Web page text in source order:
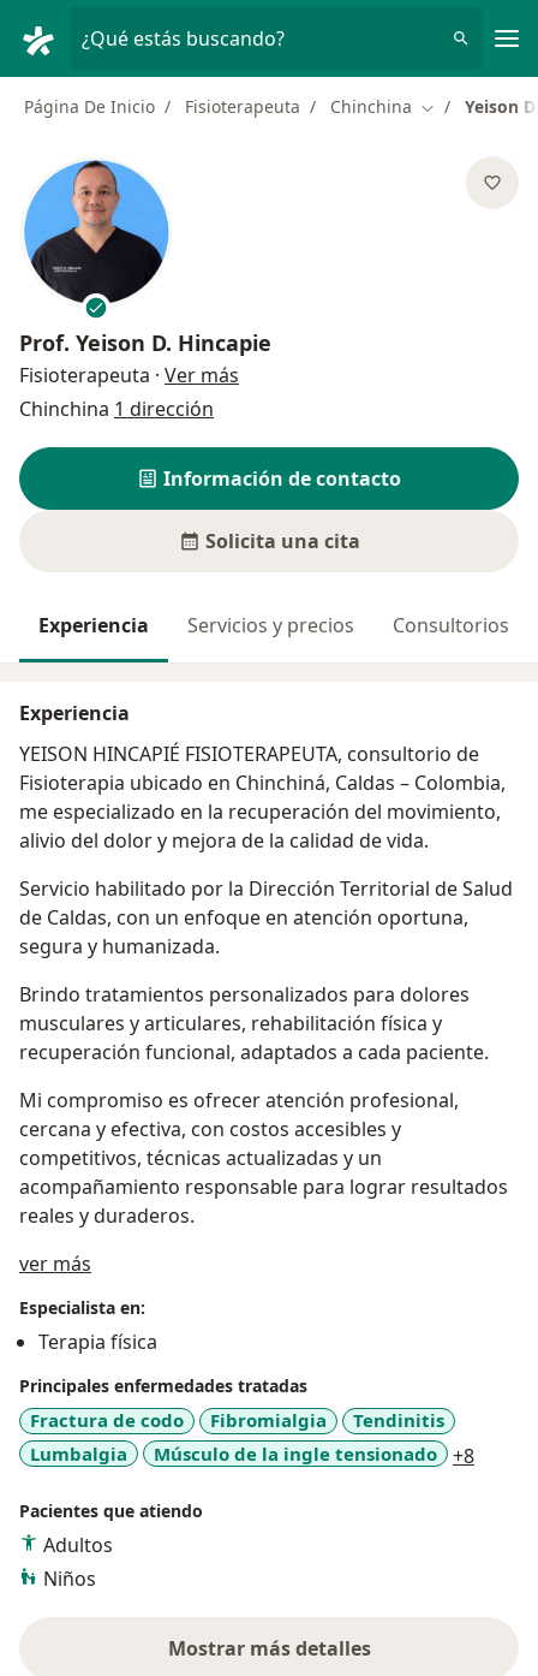
¿Qué estás buscando?
Página De Inicio Fisioterapeuta Chinchina Cambiar de
Yeison
Prof. Yeison D. Hincapie
Fisioterapeuta · Ver más
Chinchina 1 dirección
Información de contacto
Solicita una cita
Experiencia Servicios y precios Consultorios
Experiencia
YEISON HINCAPIÉ FISIOTERAPEUTA, consultorio de
Fisioterapia ubicado en Chinchiná, Caldas – Colombia,
me especializado en la recuperación del movimiento,
alivio del dolor y mejora de la calidad de vida.
Servicio habilitado por la Dirección Territorial de Salud
de Caldas, con un enfoque en atención oportuna,
segura y humanizada.
Brindo tratamientos personalizados para dolores
musculares y articulares, rehabilitación física y
recuperación funcional, adaptados a cada paciente.
Mi compromiso es ofrecer atención profesional,
cercana y efectiva, con costos accesibles y
competitivos, técnicas actualizadas y un
acompañamiento responsable para lograr resultados
reales y duraderos.
ver más
Especialista en:
Terapia física
Principales enfermedades tratadas
Fractura de codo Fibromialgia
Tendinitis
Lumbalgia
Músculo de la ingle tensionado +8
Pacientes que atiendo
Adultos
Niños
Mostrar más detalles
sobre la experiencia